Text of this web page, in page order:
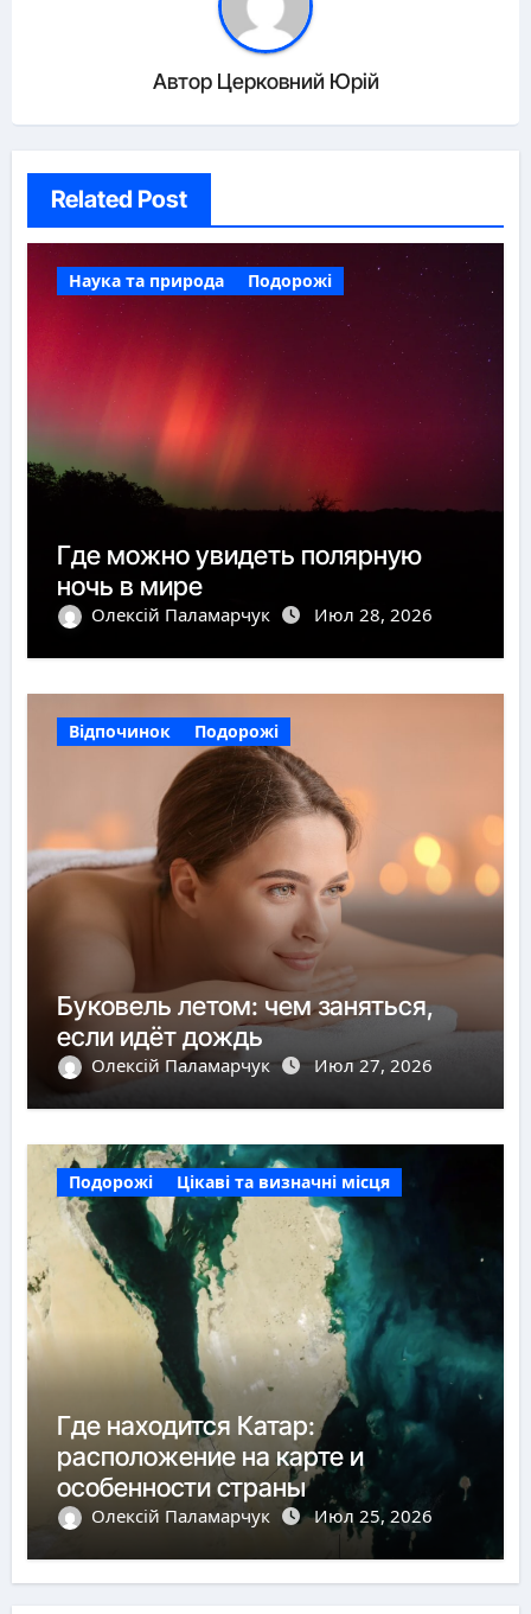
Автор Церковний Юрій
Related Post
Наука та природа Подорожі
Где можно увидеть полярную
ночь в мире
Олексій Паламарчук Июл 28, 2026
Відпочинок Подорожі
Буковель летом: чем заняться,
если идёт дождь
Олексій Паламарчук Июл 27, 2026
Подорожі Цікаві та визначні місця
Где находится Катар:
расположение на карте и
особенности страны
Олексій Паламарчук Июл 25, 2026